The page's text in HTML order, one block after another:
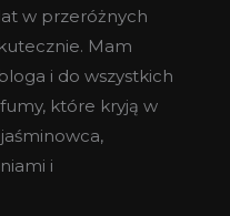
w przeróżnych
Mam
i do wszystkich
które kryją w
i